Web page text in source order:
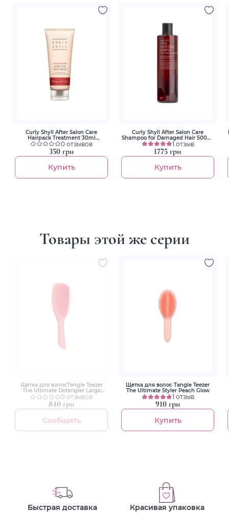
Curly Shyll After Salon Care
Hairpack Treatment 30ml
Відновлююча маска для
пошкодженого волосся
0 отзывов
350 грн
Купить
Curly Shyll After Salon Care
Shampoo for Damaged Hair 500ml
Восстанавливающий шампунь
для поврежденных волос
1 отзыв
1775 грн
Купить
Товары этой же серии
Щетка для волосTangle Teezer
The Ultimate Detangler Large
Salmon Pink
0 отзывов
840 грн
Сообщить
Щетка для волос Tangle Teezer
The Ultimate Styler Peach Glow
1 отзыв
910 грн
Купить
Быстрая доставка Красивая упаковка